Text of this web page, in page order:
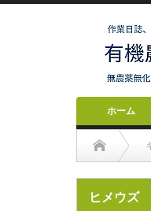
ホーム
ヒメウズ